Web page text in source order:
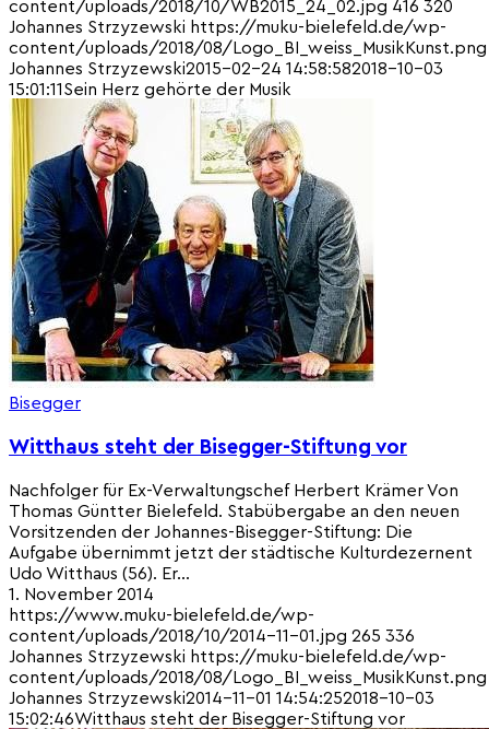
content/uploads/2018/10/WB2015_24_02.jpg 416 320
Johannes Strzyzewski https://muku-bielefeld.de/wp-
content/uploads/2018/08/Logo_BI_weiss_MusikKunst.png
Johannes Strzyzewski2015-02-24 14:58:582018-10-03
15:01:11Sein Herz gehörte der Musik
Bisegger
Witthaus steht der Bisegger-Stiftung vor
Nachfolger für Ex-Verwaltungschef Herbert Krämer Von
Thomas Güntter Bielefeld. Stabübergabe an den neuen
Vorsitzenden der Johannes-Bisegger-Stiftung: Die
Aufgabe übernimmt jetzt der städtische Kulturdezernent
Udo Witthaus (56). Er…
1. November 2014
https://www.muku-bielefeld.de/wp-
content/uploads/2018/10/2014-11-01.jpg 265 336
Johannes Strzyzewski https://muku-bielefeld.de/wp-
content/uploads/2018/08/Logo_BI_weiss_MusikKunst.png
Johannes Strzyzewski2014-11-01 14:54:252018-10-03
15:02:46Witthaus steht der Bisegger-Stiftung vor